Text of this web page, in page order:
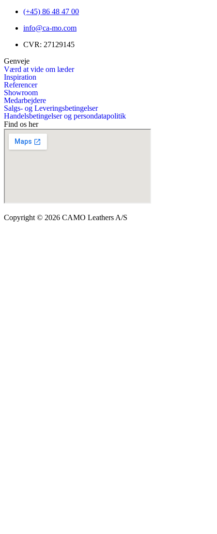
(+45) 86 48 47 00
info@ca-mo.com
CVR: 27129145
Genveje
Værd at vide om læder
Inspiration
Referencer
Showroom
Medarbejdere
Salgs- og Leveringsbetingelser
Handelsbetingelser og persondatapolitik
Find os her
Copyright © 2026 CAMO Leathers A/S